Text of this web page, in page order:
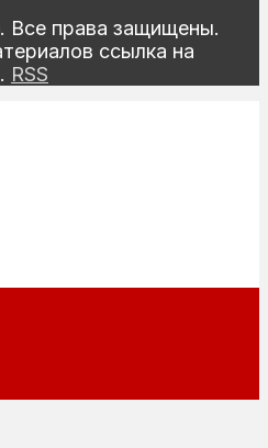
Все права защищены.
ссылка на
RSS